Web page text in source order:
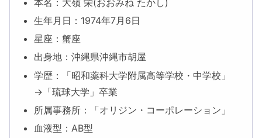
生年月日：1974年7月6日
星座：蟹座
出身地：沖縄県沖縄市胡屋
学歴：「昭和薬科大学附属高等学校・中学校」
→「琉球大学」卒業
所属事務所：「オリジン・コーポレーション」
血液型：AB型